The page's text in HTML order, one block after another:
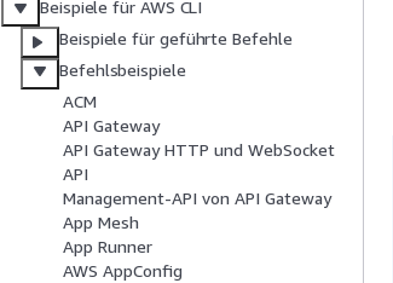
Beispiele für AWS CLI
Beispiele für geführte Befehle
Befehlsbeispiele
ACM
API Gateway
API Gateway HTTP und WebSocket
API
Management-API von API Gateway
App Mesh
App Runner
AWS AppConfig